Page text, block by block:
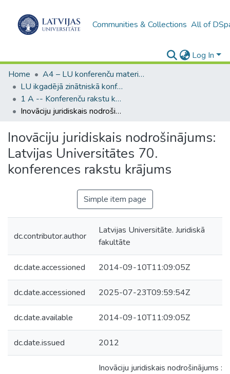
Communities & Collections All of
Log In
Home
A4 – LU konferenču materiāli / Conference papers of the UL
LU ikgadējā zinātniskā konference / Scientific Conference of the University of Latvia
1 A -- Konferenču rakstu krājumi (LU) / Scientific papers
Inovāciju juridiskais nodrošinājums: Latvijas Universitātes 70. konferences rakstu krājums
Inovāciju juridiskais nodrošinājums:
Latvijas Universitātes 70.
konferences rakstu krājums
Simple item page
dc.contributor.author
Latvijas Universitāte. Juridiskā
fakultāte
dc.date.accessioned 2014-09-10T11:09:05Z
dc.date.accessioned 2025-07-23T09:59:54Z
dc.date.available 2014-09-10T11:09:05Z
dc.date.issued 2012
Inovāciju juridiskais nodrošinājums :